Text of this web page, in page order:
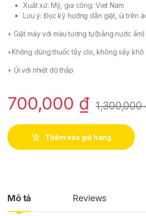
Xuất xứ: Mỹ, gia công: Viet Nam
Lưu ý: Đọc kỹ hướng dẫn giặt, ủi trên
+ Giặt máy với màu tương tự(bằng nước
+Không dùng thuốc tẩy clo, không sấy khô
+ Ủi với nhiệt độ thấp
700,000 ₫ 1,300,000
Thêm vào giỏ hàng
Mô tả Reviews